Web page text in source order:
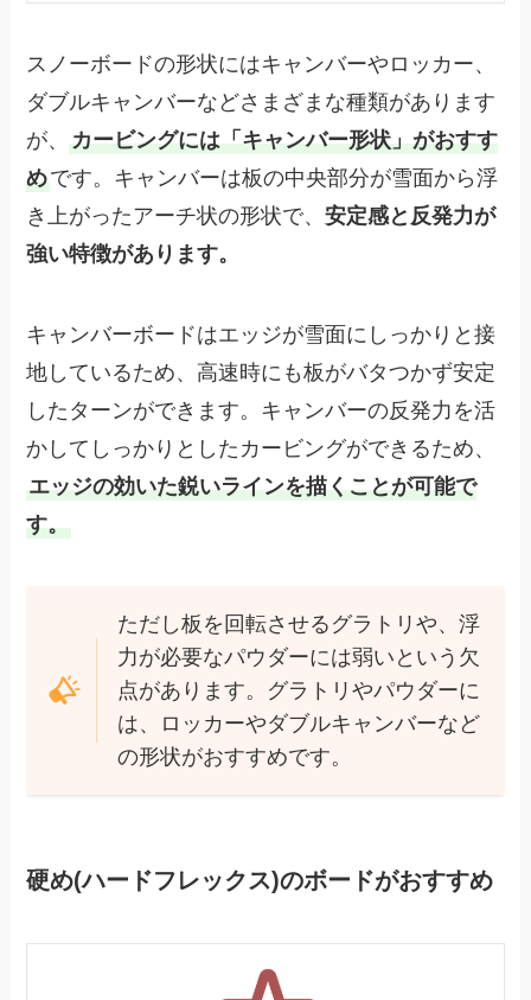
スノーボードの形状にはキャンバーやロッカー、
ダブルキャンバーなどさまざまな種類があります
が、
カービングには「キャンバー形状」がおすす
めです。キャンバーは板の中央部分が雪面から浮
き上がったアーチ状の形状で、安定感と反発力が
強い特徴があります。
キャンバーボードはエッジが雪面にしっかりと接
地しているため、高速時にも板がバタつかず安定
したターンができます。キャンバーの反発力を活
かしてしっかりとしたカービングができるため、
エッジの効いた鋭いラインを描くことが可能で
す。
ただし板を回転させるグラトリや、浮
力が必要なパウダーには弱いという欠
点があります。グラトリやパウダーに
は、ロッカーやダブルキャンバーなど
の形状がおすすめです。
硬め(ハードフレックス)のボードがおすすめ